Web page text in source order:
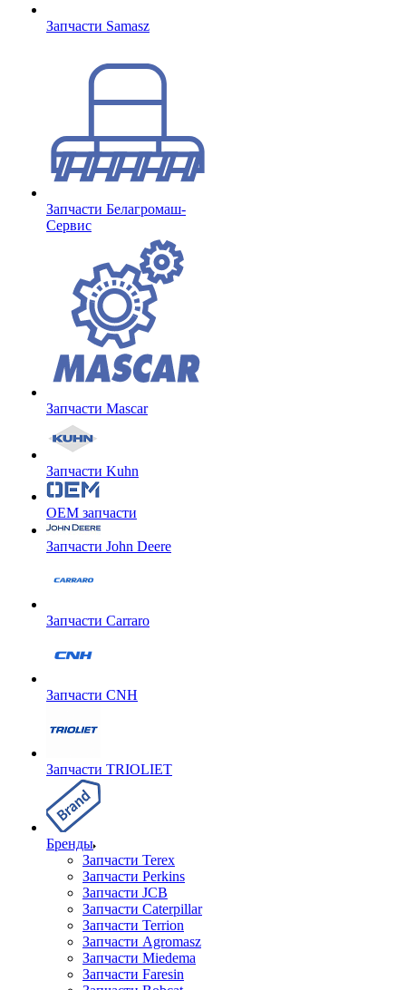
Запчасти Samasz
Запчасти Белагромаш-
Сервис
Запчасти Mascar
Запчасти Kuhn
OEM запчасти
Запчасти John Deere
Запчасти Carraro
Запчасти CNH
Запчасти TRIOLIET
Бренды
Запчасти Terex
Запчасти Perkins
Запчасти JCB
Запчасти Caterpillar
Запчасти Terrion
Запчасти Agromasz
Запчасти Miedema
Запчасти Faresin